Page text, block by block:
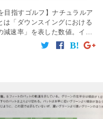
目指すゴルフ】ナチュラルア
は「ダウンスイングにおける
減速率」を表した数値。イン
けてヘッドを加速させるため
き。すなわち、ヘッドスピー